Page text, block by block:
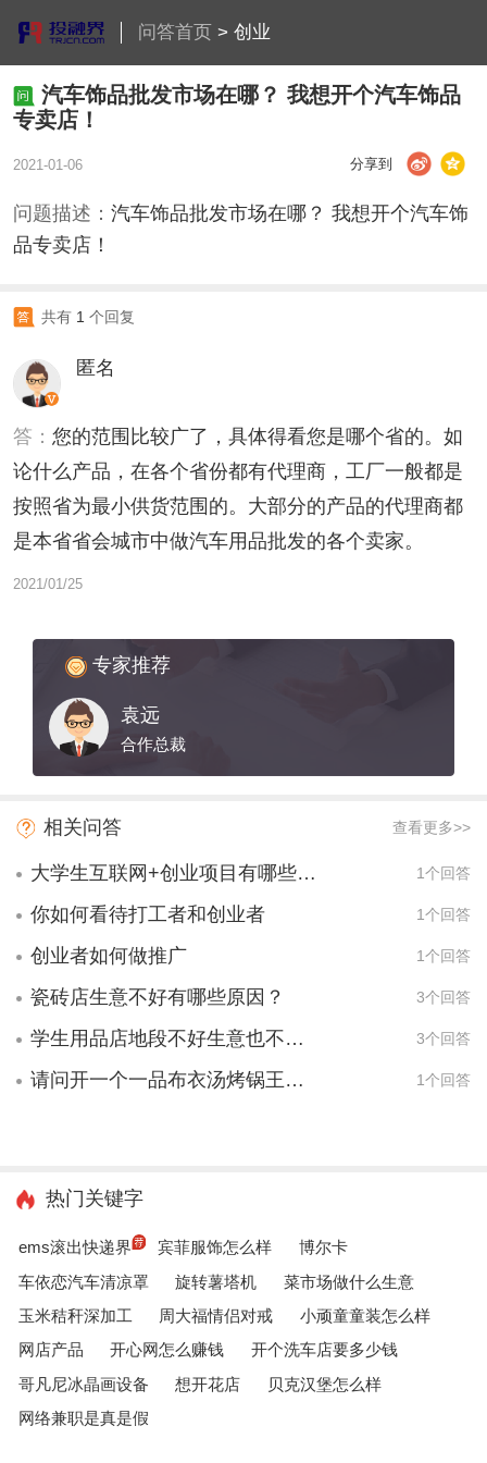
问答首页> 创业
汽车饰品批发市场在哪？ 我想开个汽车饰品
专卖店！
2021-01-06 分享到
问题描述： 汽车饰品批发市场在哪？ 我想开个汽车饰
品专卖店！
共有 1 个回复
匿名
答： 您的范围比较广了，具体得看您是哪个省的。如
论什么产品，在各个省份都有代理商，工厂一般都是
按照省为最小供货范围的。大部分的产品的代理商都
是本省省会城市中做汽车用品批发的各个卖家。
2021/01/25
专家推荐
袁远
合作总裁
相关问答 查看更多>>
大学生互联网+创业项目有哪些项目？ 1个回答
你如何看待打工者和创业者 1个回答
创业者如何做推广 1个回答
瓷砖店生意不好有哪些原因？ 3个回答
学生用品店地段不好生意也不好怎么办？ 3个回答
请问开一个一品布衣汤烤锅王这样的店需要多大的店面 1个回答
热门关键字
ems滚出快递界 宾菲服饰怎么样
博尔卡
车依恋汽车清凉罩
旋转薯塔机
菜市场做什么生意
玉米秸秆深加工
周大福情侣对戒
小顽童童装怎么样
网店产品
开心网怎么赚钱
开个洗车店要多少钱
哥凡尼冰晶画设备
想开花店
贝克汉堡怎么样
网络兼职是真是假